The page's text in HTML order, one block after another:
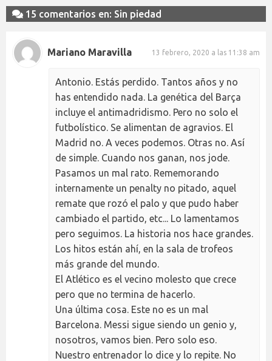
15 comentarios en: Sin piedad
Mariano Maravilla 13 febrero, 2020 a las 11:38 am
Antonio. Estás perdido. Tantos años y no
has entendido nada. La genética del Barça
incluye el antimadridismo. Pero no solo el
futbolístico. Se alimentan de agravios. El
Madrid no. A veces podemos. Otras no. Así
de simple. Cuando nos ganan, nos jode.
Pasamos un mal rato. Rememorando
internamente un penalty no pitado, aquel
remate que rozó el palo y que pudo haber
cambiado el partido, etc... Lo lamentamos
pero seguimos. La historia nos hace grandes.
Los hitos están ahí, en la sala de trofeos
más grande del mundo.
El Atlético es el vecino molesto que crece
pero que no termina de hacerlo.
Una última cosa. Este no es un mal
Barcelona. Messi sigue siendo un genio y,
nosotros, vamos bien. Pero solo eso.
Nuestro entrenador lo dice y lo repite. No